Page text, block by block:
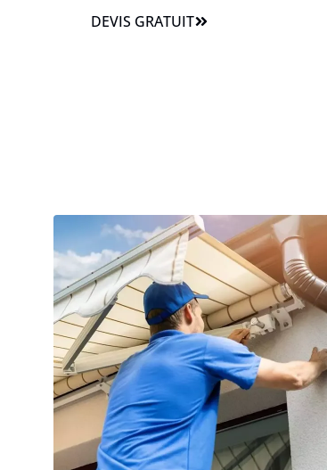
DEVIS GRATUIT